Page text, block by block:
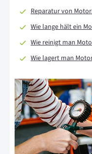
Reparatur von
Wie lange hält ein
Wie reinigt man
Wie lagert man